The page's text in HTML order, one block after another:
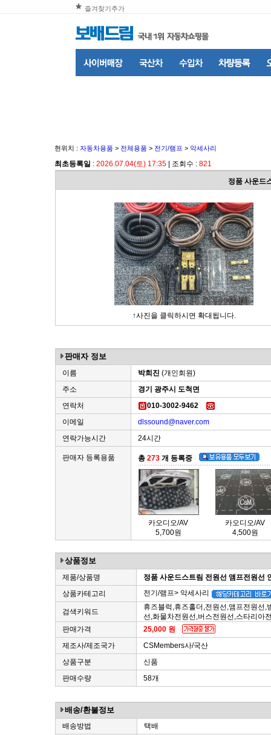
즐겨찾기추가
현위치 :자동차용품 > 전체용품 > 전기/램프 > 악세사리
최초등록일 :2026.07.04(토) 17:35 | 조회수 :821
정품 사운드
↑사진을 클릭하시면 확대됩니다.
판매자 정보
이름 박희진 (개인회원)
주소
경기 광주시 도척면
연락처
010-3002-9462
이메일
dlssound@naver.com
연락가능시간
24시간
판매자 등록용품 총273 개 등록중
카오디오/AV
5,700원
카오디오/AV
4,500원
상품정보
제품/상품명
정품 사운드스트림 전원선 앰프전원선
상품카테고리
전기/램프> 악세사리
검색키워드
휴즈블럭,휴즈홀더,전원선,앰프전원선
선,화물차전원선,버스전원선,스타리아
판매가격
25,000 원
제조사/제조국가
CSMembers사/국산
상품구분
신품
판매수량
58개
배송/환불정보
배송방법
택배